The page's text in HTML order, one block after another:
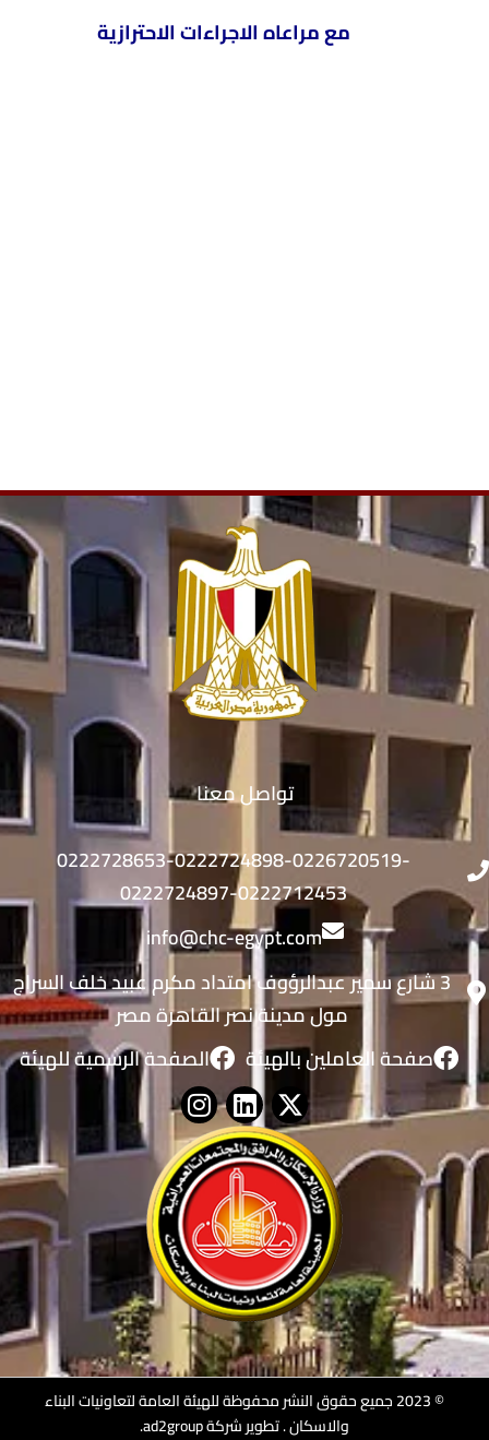
مع مراعاه الاجراءات الاحترازية
تواصل معنا
0222728653-0222724898-0226720519-
0222724897-0222712453
info@chc-egypt.com
3 شارع سمير عبدالرؤوف امتداد مكرم عبيد خلف السراج
مول مدينة نصر القاهرة مصر
صفحة العاملين بالهيئة
الصفحة الرسمية للهيئة
© 2023 جميع حقوق النشر محفوظة للهيئة العامة لتعاونيات البناء
والاسكان .تطوير شركة ad2group .